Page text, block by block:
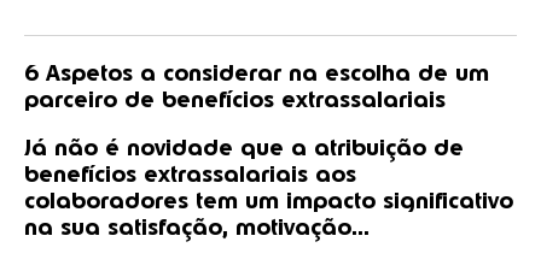
6 Aspetos a considerar na escolha de um
parceiro de benefícios extrassalariais
Já não é novidade que a atribuição de
benefícios extrassalariais aos
colaboradores tem um impacto significativo
na sua satisfação, motivação...